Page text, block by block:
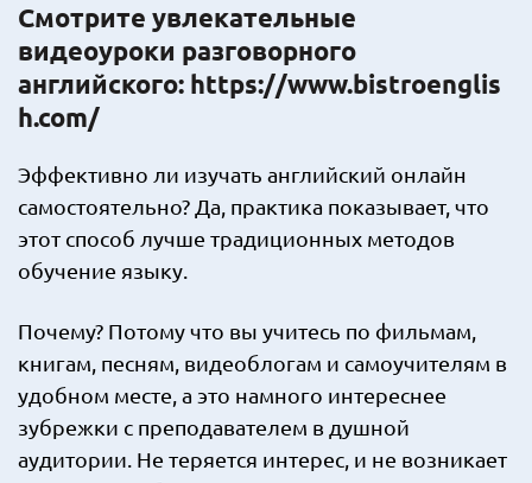
Смотрите увлекательные
видеоуроки разговорного
английского: https://www.bistroenglis
h.com/
Эффективно ли изучать английский онлайн
самостоятельно? Да, практика показывает, что
этот способ лучше традиционных методов
обучение языку.
Почему? Потому что вы учитесь по фильмам,
книгам, песням, видеоблогам и самоучителям в
удобном месте, а это намного интереснее
зубрежки с преподавателем в душной
аудитории. Не теряется интерес, и не возникает